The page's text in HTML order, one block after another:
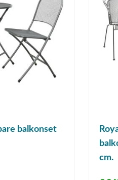
balkonset
cm.